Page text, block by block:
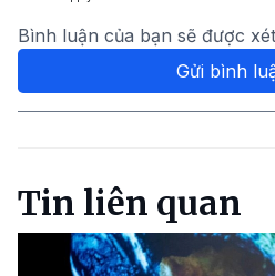
Bình luận của bạn sẽ được
Gửi bình
Tin liên quan